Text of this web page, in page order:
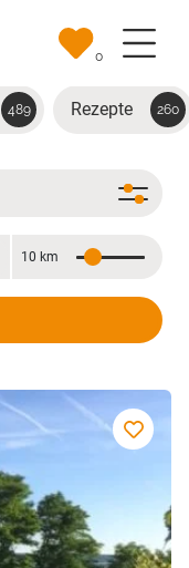
0
489 Rezepte 260
Entfernung
10 km